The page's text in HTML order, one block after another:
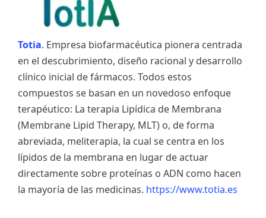
Totia. Empresa biofarmacéutica pionera centrada
en el descubrimiento, diseño racional y desarrollo
clínico inicial de fármacos. Todos estos
compuestos se basan en un novedoso enfoque
terapéutico: La terapia Lipídica de Membrana
(Membrane Lipid Therapy, MLT) o, de forma
abreviada, meliterapia, la cual se centra en los
lípidos de la membrana en lugar de actuar
directamente sobre proteínas o ADN como hacen
la mayoría de las medicinas. https://www.totia.es